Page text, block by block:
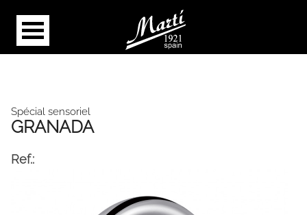
Spécial sensoriel
GRANADA
Ref.: